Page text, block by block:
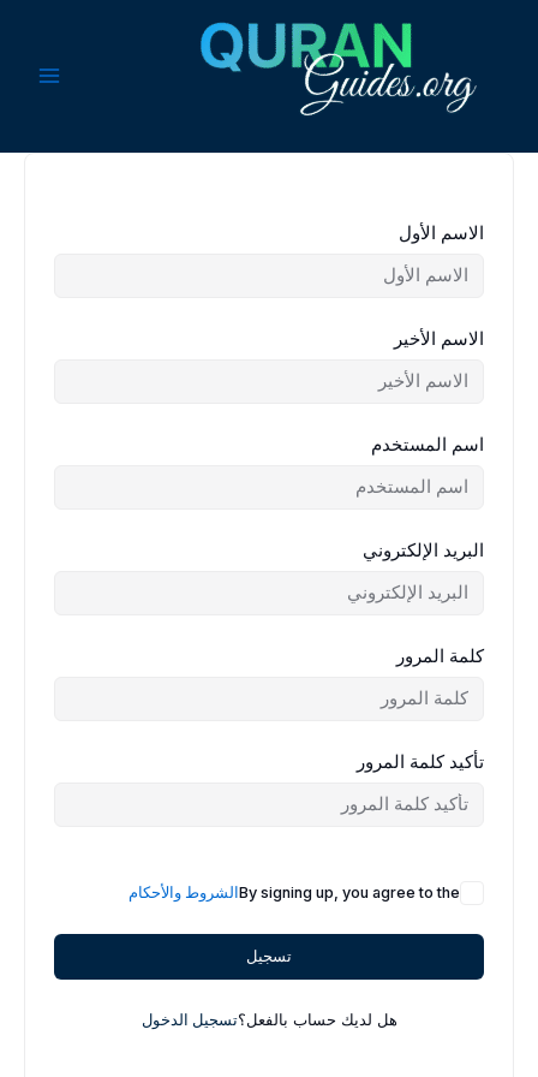
الاسم الأول
الاسم الأخير
اسم المستخدم
البريد الإلكتروني
كلمة المرور
تأكيد كلمة المرور
By signing up, you agree to theالشروط والأحكام
تسجيل
هل لديك حساب بالفعل؟تسجيل الدخول